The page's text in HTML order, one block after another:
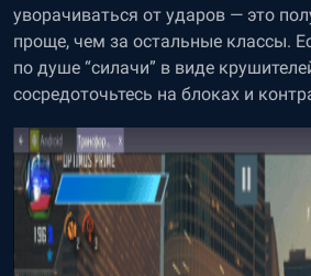
уворачиваться от ударов — это
проще, чем за остальные классы.
по душе “силачи” в виде
сосредоточьтесь на блоках и